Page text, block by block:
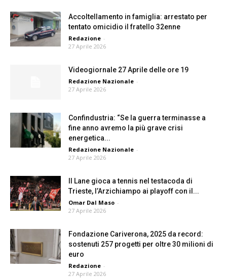
Accoltellamento in famiglia: arrestato per
tentato omicidio il fratello 32enne
Redazione -
27 Aprile 2026
Videogiornale 27 Aprile delle ore 19
Redazione Nazionale -
27 Aprile 2026
Confindustria: “Se la guerra terminasse a
fine anno avremo la più grave crisi
energetica...
Redazione Nazionale -
27 Aprile 2026
Il Lane gioca a tennis nel testacoda di
Trieste, l’Arzichiampo ai playoff con il...
Omar Dal Maso -
27 Aprile 2026
Fondazione Cariverona, 2025 da record:
sostenuti 257 progetti per oltre 30 milioni di
euro
Redazione -
27 Aprile 2026